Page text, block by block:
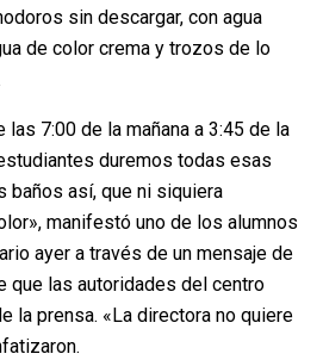
sin descargar, con agua
de color crema y trozos de lo
7:00 de la mañana a 3:45 de la
duremos todas esas
baños así, que ni siquiera
manifestó uno de los alumnos
ayer a través de un mensaje de
que las autoridades del centro
la prensa. «La directora no quiere